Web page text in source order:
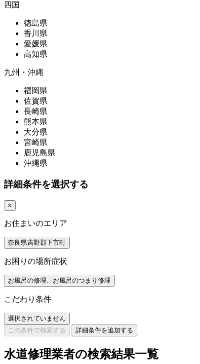
四国
徳島県
香川県
愛媛県
高知県
九州・沖縄
福岡県
佐賀県
長崎県
熊本県
大分県
宮崎県
鹿児島県
沖縄県
詳細条件を選択する
×
お住まいのエリア
奈良県吉野郡下市町
お困りの場所症状
お風呂の修理、お風呂のつまり修理
こだわり条件
選択されていません
この条件で検索する
詳細条件を追加する
水道修理業者の検索結果一覧